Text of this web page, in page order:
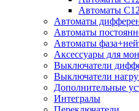
Автоматы
Автоматы
Автоматы
Автоматы
Аксессуары для
Выключатели
Выключатели
Дополнительные
Интегралы